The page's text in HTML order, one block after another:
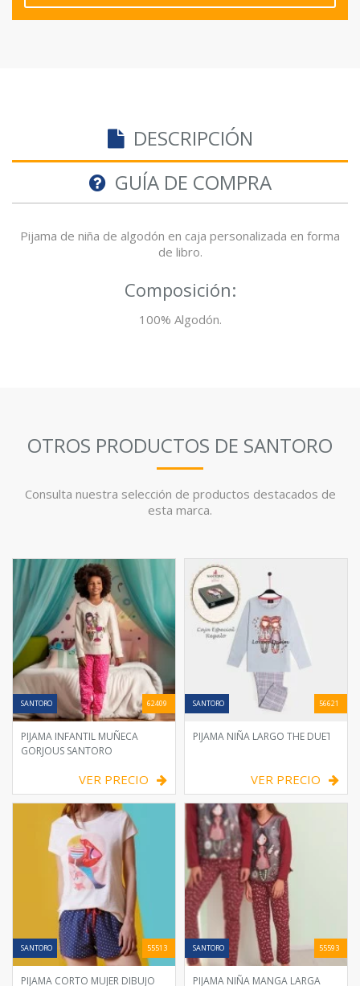
DESCRIPCIÓN
GUÍA DE COMPRA
Pijama de niña de algodón en caja personalizada en forma
de libro.
Composición:
100% Algodón.
OTROS PRODUCTOS DE SANTORO
Consulta nuestra selección de productos destacados de
esta marca.
SANTORO 62409
PIJAMA INFANTIL MUÑECA
GORJOUS SANTORO
VER PRECIO
SANTORO 56621
PIJAMA NIÑA LARGO THE DUET
VER PRECIO
SANTORO 55513
PIJAMA CORTO MUJER DIBUJO
SANTORO 55593
PIJAMA NIÑA MANGA LARGA